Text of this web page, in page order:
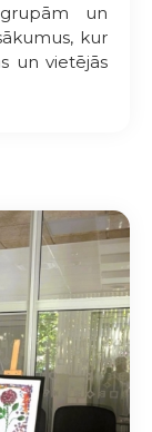
un
kur
un vietējās